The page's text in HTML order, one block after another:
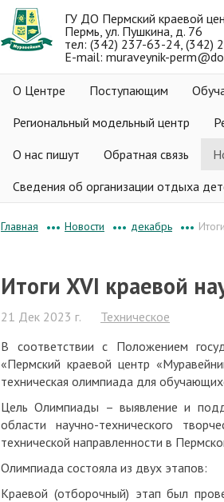
ГУ ДО Пермский краевой
Пермь, ул. Пушкина, д. 76
тел: (342) 237-63-24, (342)
E-mail: muraveynik-
О Центре Поступающим
Региональный модельный центр
О нас пишут
Обратная связь
Сведения об организации отдыха
Главная ••• Новости ••• декабрь •••
Итоги XVI краевой
21 Дек 2023 г.
Техническое
В соответствии c Положением
«Пермский краевой центр
техническая олимпиада для
Цель Олимпиады – выявление и
области научно-технического
технической направленности в
Олимпиада состояла из двух этапов:
Краевой (отборочный) этап был